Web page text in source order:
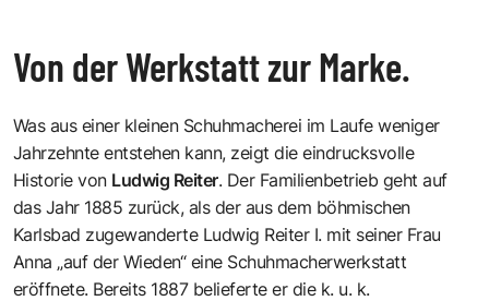
Von der Werkstatt zur Marke.
Was aus einer kleinen Schuhmacherei im Laufe weniger
Jahrzehnte entstehen kann, zeigt die eindrucksvolle
Historie von Ludwig Reiter. Der Familienbetrieb geht auf
das Jahr 1885 zurück, als der aus dem böhmischen
Karlsbad zugewanderte Ludwig Reiter I. mit seiner Frau
Anna „auf der Wieden“ eine Schuhmacherwerkstatt
eröffnete. Bereits 1887 belieferte er die k. u. k.